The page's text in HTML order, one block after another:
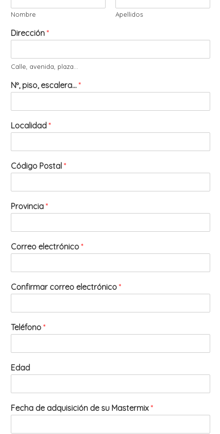
Nombre Apellidos
Dirección *
Calle, avenida, plaza...
Nº, piso, escalera... *
Localidad *
Código Postal *
Provincia *
Correo electrónico *
Confirmar correo electrónico *
Teléfono *
Edad
Fecha de adquisición de su Mastermix *